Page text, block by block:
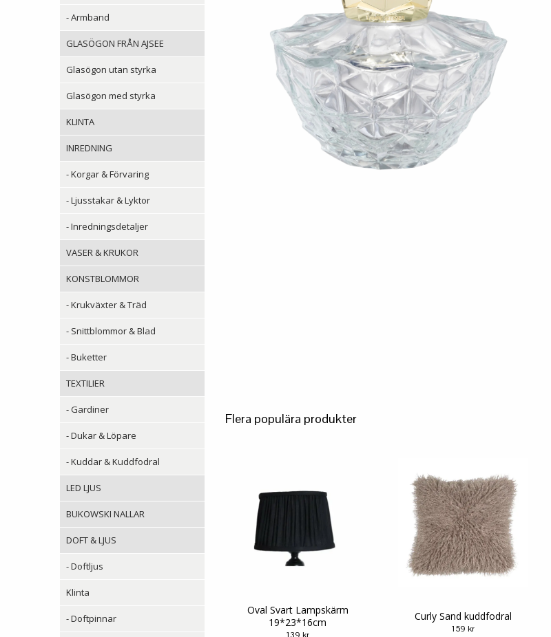
- Armband
GLASÖGON FRÅN AJSEE
Glasögon utan styrka
Glasögon med styrka
KLINTA
INREDNING
- Korgar & Förvaring
- Ljusstakar & Lyktor
- Inredningsdetaljer
VASER & KRUKOR
KONSTBLOMMOR
- Krukväxter & Träd
- Snittblommor & Blad
- Buketter
TEXTILIER
- Gardiner
- Dukar & Löpare
- Kuddar & Kuddfodral
LED LJUS
BUKOWSKI NALLAR
DOFT & LJUS
- Doftljus
Klinta
- Doftpinnar
Flera populära produkter
Oval Svart Lampskärm
19*23*16cm
Curly Sand kuddfodral
159 kr